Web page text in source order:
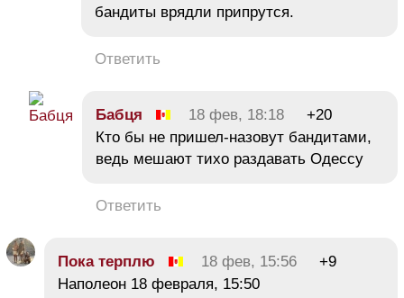
бандиты врядли припрутся.
Ответить
Бабця 18 фев, 18:18
+20
Кто бы не пришел-назовут бандитами,
ведь мешают тихо раздавать Одессу
Ответить
Пока терплю 18 фев, 15:56
+9
Наполеон 18 февраля, 15:50